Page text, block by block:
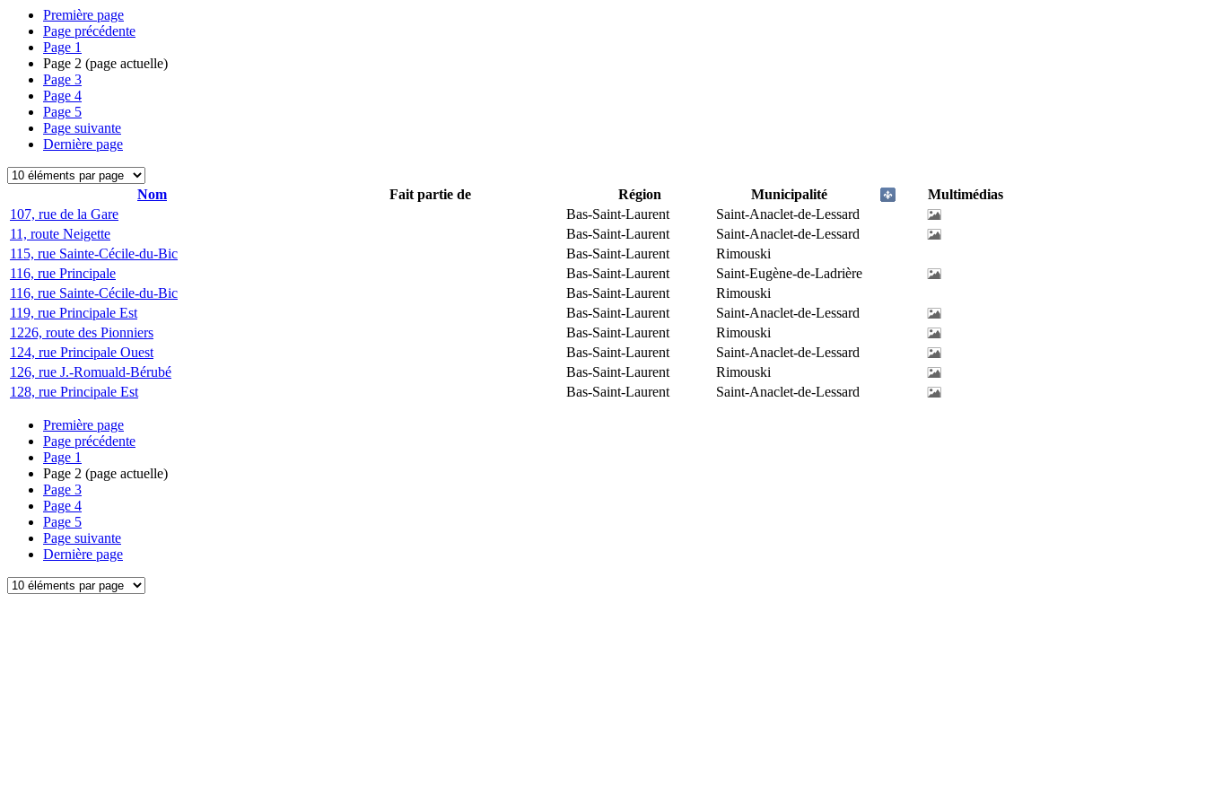
Première page
Page précédente
Page 1
Page 2 (page actuelle)
Page 3
Page 4
Page 5
Page suivante
Dernière page
Nom Fait partie de Région Municipalité
Multimédias
107, rue de la Gare
Bas-Saint-Laurent
Saint-Anaclet-de-Lessard
11, route Neigette
Bas-Saint-Laurent
Saint-Anaclet-de-Lessard
115, rue Sainte-Cécile-du-Bic
Bas-Saint-Laurent
Rimouski
116, rue Principale
Bas-Saint-Laurent
Saint-Eugène-de-Ladrière
116, rue Sainte-Cécile-du-Bic
Bas-Saint-Laurent
Rimouski
119, rue Principale Est
Bas-Saint-Laurent
Saint-Anaclet-de-Lessard
1226, route des Pionniers
Bas-Saint-Laurent
Rimouski
124, rue Principale Ouest
Bas-Saint-Laurent
Saint-Anaclet-de-Lessard
126, rue J.-Romuald-Bérubé
Bas-Saint-Laurent
Rimouski
128, rue Principale Est
Bas-Saint-Laurent Saint-Anaclet-de-Lessard
Première page
Page précédente
Page 1
Page 2 (page actuelle)
Page 3
Page 4
Page 5
Page suivante
Dernière page